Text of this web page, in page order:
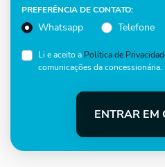
PREFERÊNCIA DE CONTATO:
Whatsapp Telefone
Li e aceito a Política de
comunicações da concessionária.
ENTRAR EM